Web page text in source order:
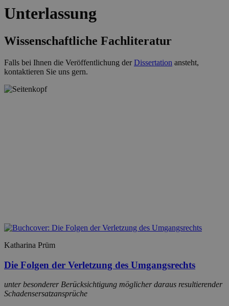
Unterlassung
Wissenschaftliche Fachliteratur
Falls bei Ihnen die Veröffentlichung derDissertation ansteht,
kontaktieren Sie uns gern.
Katharina Prüm
Die Folgen der Verletzung des Umgangsrechts
unter besonderer Berücksichtigung möglicher daraus resultierender
Schadensersatzansprüche